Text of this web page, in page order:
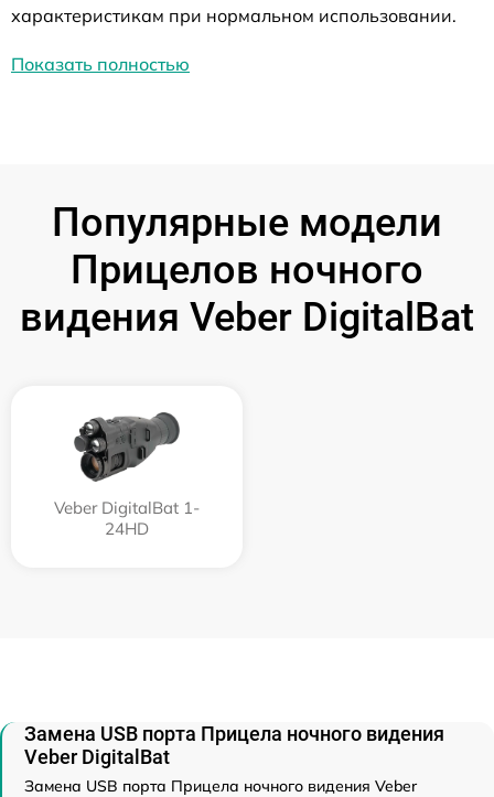
характеристикам при нормальном использовании.
Показать полностью
Популярные модели
Прицелов ночного
видения Veber DigitalBat
Veber DigitalBat 1-
24HD
Замена USB порта Прицела ночного видения
Veber DigitalBat
Замена USB порта Прицела ночного видения Veber